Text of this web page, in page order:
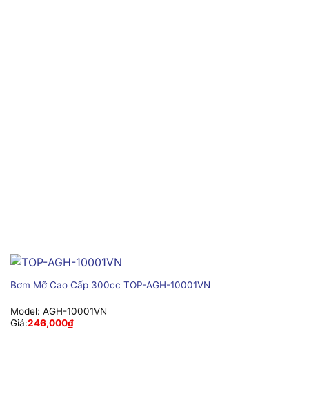
Bơm Mỡ Cao Cấp 300cc TOP-AGH-10001VN
Model: AGH-10001VN
Giá:246,000₫